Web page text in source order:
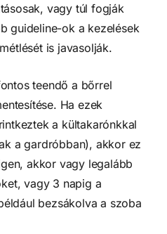
vagy túl fogják
guideline-ok a kezelések
is javasolják.
teendő a bőrrel
Ha ezek
a kültakarónkkal
a gardróbban), akkor ez
akkor vagy legalább
vagy 3 napig a
bezsákolva a szoba